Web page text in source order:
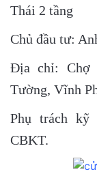
Thái 2 tầng
Chủ đầu tư:
Địa chỉ: Chợ
Tường, Vĩnh
Phụ trách kỹ
CBKT.